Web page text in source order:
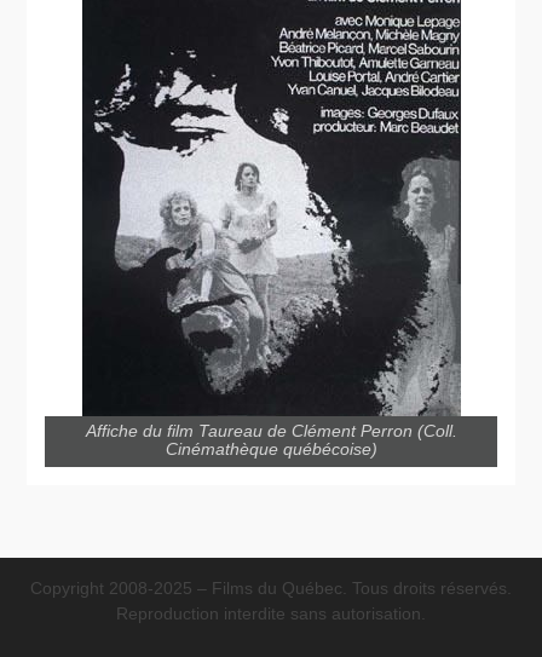
Affiche du film Taureau de Clément Perron (Coll.
Cinémathèque québécoise)
Copyright 2008-2025 – Films du Québec. Tous droits réservés.
Reproduction interdite sans autorisation.